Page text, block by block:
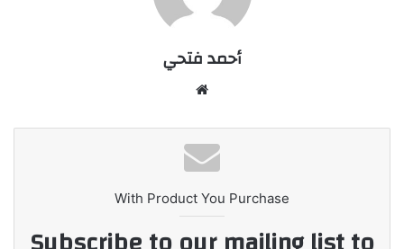
أحمد فتحي
With Product You Purchase